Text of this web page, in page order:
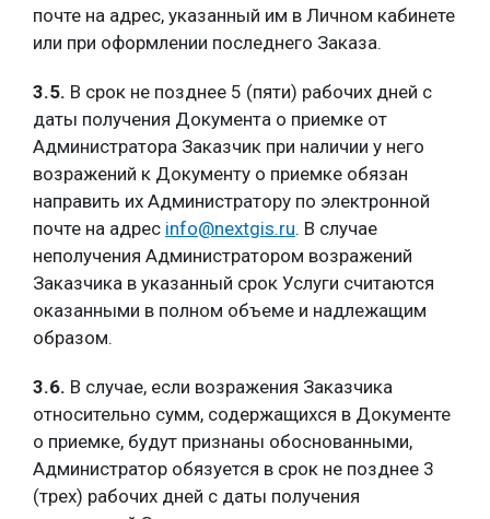
почте на адрес, указанный им в Личном кабинете
или при оформлении последнего Заказа.
3.5. В срок не позднее 5 (пяти) рабочих дней с
даты получения Документа о приемке от
Администратора Заказчик при наличии у него
возражений к Документу о приемке обязан
направить их Администратору по электронной
почте на адрес info@nextgis.ru. В случае
неполучения Администратором возражений
Заказчика в указанный срок Услуги считаются
оказанными в полном объеме и надлежащим
образом.
3.6. В случае, если возражения Заказчика
относительно сумм, содержащихся в Документе
о приемке, будут признаны обоснованными,
Администратор обязуется в срок не позднее 3
(трех) рабочих дней с даты получения